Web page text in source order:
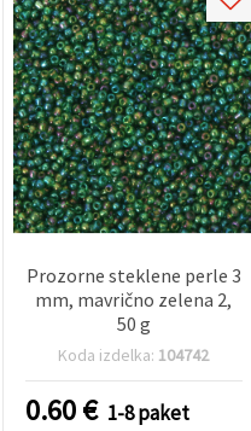
Prozorne steklene perle 3
mm, mavrično zelena 2,
50 g
Koda izdelka: 104742
0.60€ 1-8 paket